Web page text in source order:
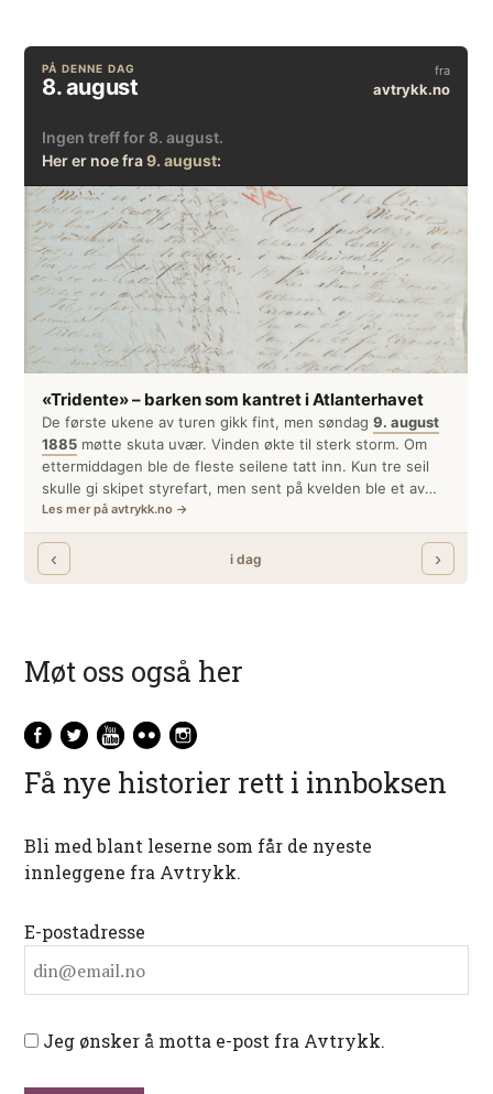
Møt oss også her
Få nye historier rett i innboksen
Bli med blant leserne som får de nyeste
innleggene fra Avtrykk.
E-postadresse
Jeg ønsker å motta e-post fra Avtrykk.